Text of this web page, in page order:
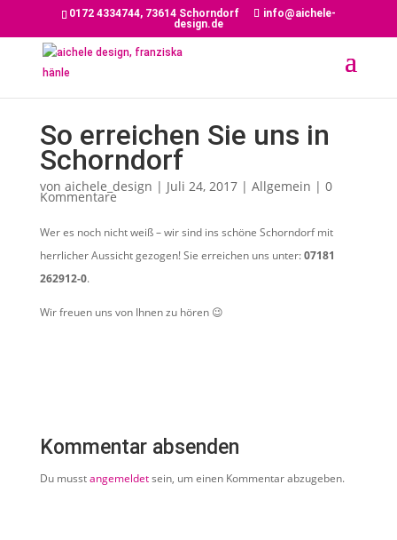
0172 4334744, 73614 Schorndorf
info@aichele-
design.de
So erreichen Sie uns in
Schorndorf
von aichele_design | Juli 24, 2017| Allgemein | 0
Kommentare
Wer es noch nicht weiß – wir sind ins schöne Schorndorf mit
herrlicher Aussicht gezogen! Sie erreichen uns unter:07181
262912-0.
Wir freuen uns von Ihnen zu hören 😉
Kommentar absenden
Du musstangemeldetsein, um einen Kommentar abzugeben.